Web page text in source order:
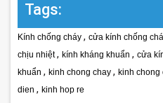
Tags:
Kính chống cháy , cửa kính chống
chịu nhiệt, kính kháng khuẩn , cửa
khuẩn , kinh chong chay , kinh chong
dien , kinh hop re